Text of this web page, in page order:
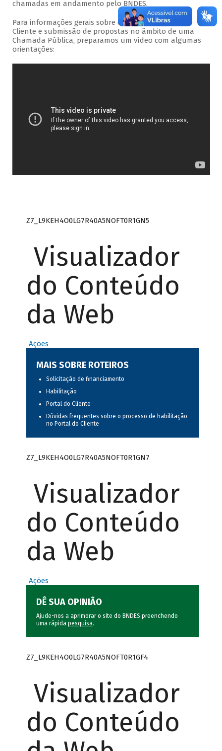
chamadas em andamento pelo BNDES.
Para informações gerais sobre o acesso ao Portal do
Cliente e submissão de propostas no âmbito de uma
Chamada Pública, preparamos um vídeo com algumas
orientações:
Z7_L9KEH4O0LG7R40A5NOFT0R1GN5
Visualizador
do Conteúdo
da Web
Ações
MAIS SOBRE ROTEIROS
Solicitação de financiamento
Habilitação
Portal do Cliente
Dúvidas frequentes sobre o processo de habilitação
no Portal do Cliente
Z7_L9KEH4O0LG7R40A5NOFT0R1GN7
Visualizador
do Conteúdo
da Web
Ações
DÊ SUA OPINIÃO
Ajude-nos a aprimorar o site do BNDES preenchendo
uma rápida pesquisa.
Z7_L9KEH4O0LG7R40A5NOFT0R1GF4
Visualizador
do Conteúdo